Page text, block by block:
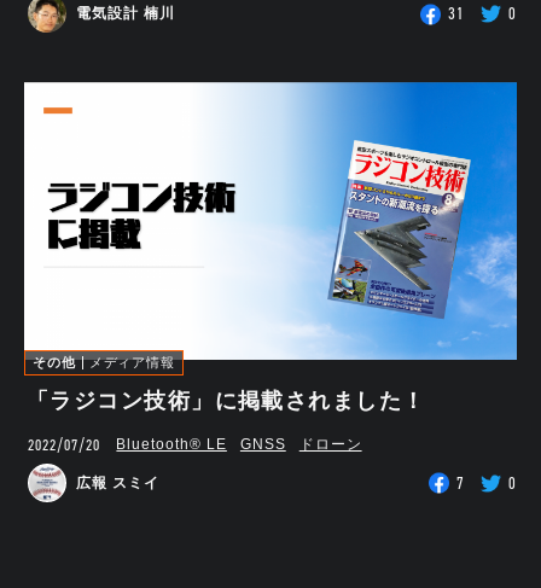
電気設計 楠川 31 0
その他 メディア情報
「ラジコン技術」に掲載されました！
2022/07/20 Bluetooth®︎ LE GNSS ドローン
広報 スミイ 7 0